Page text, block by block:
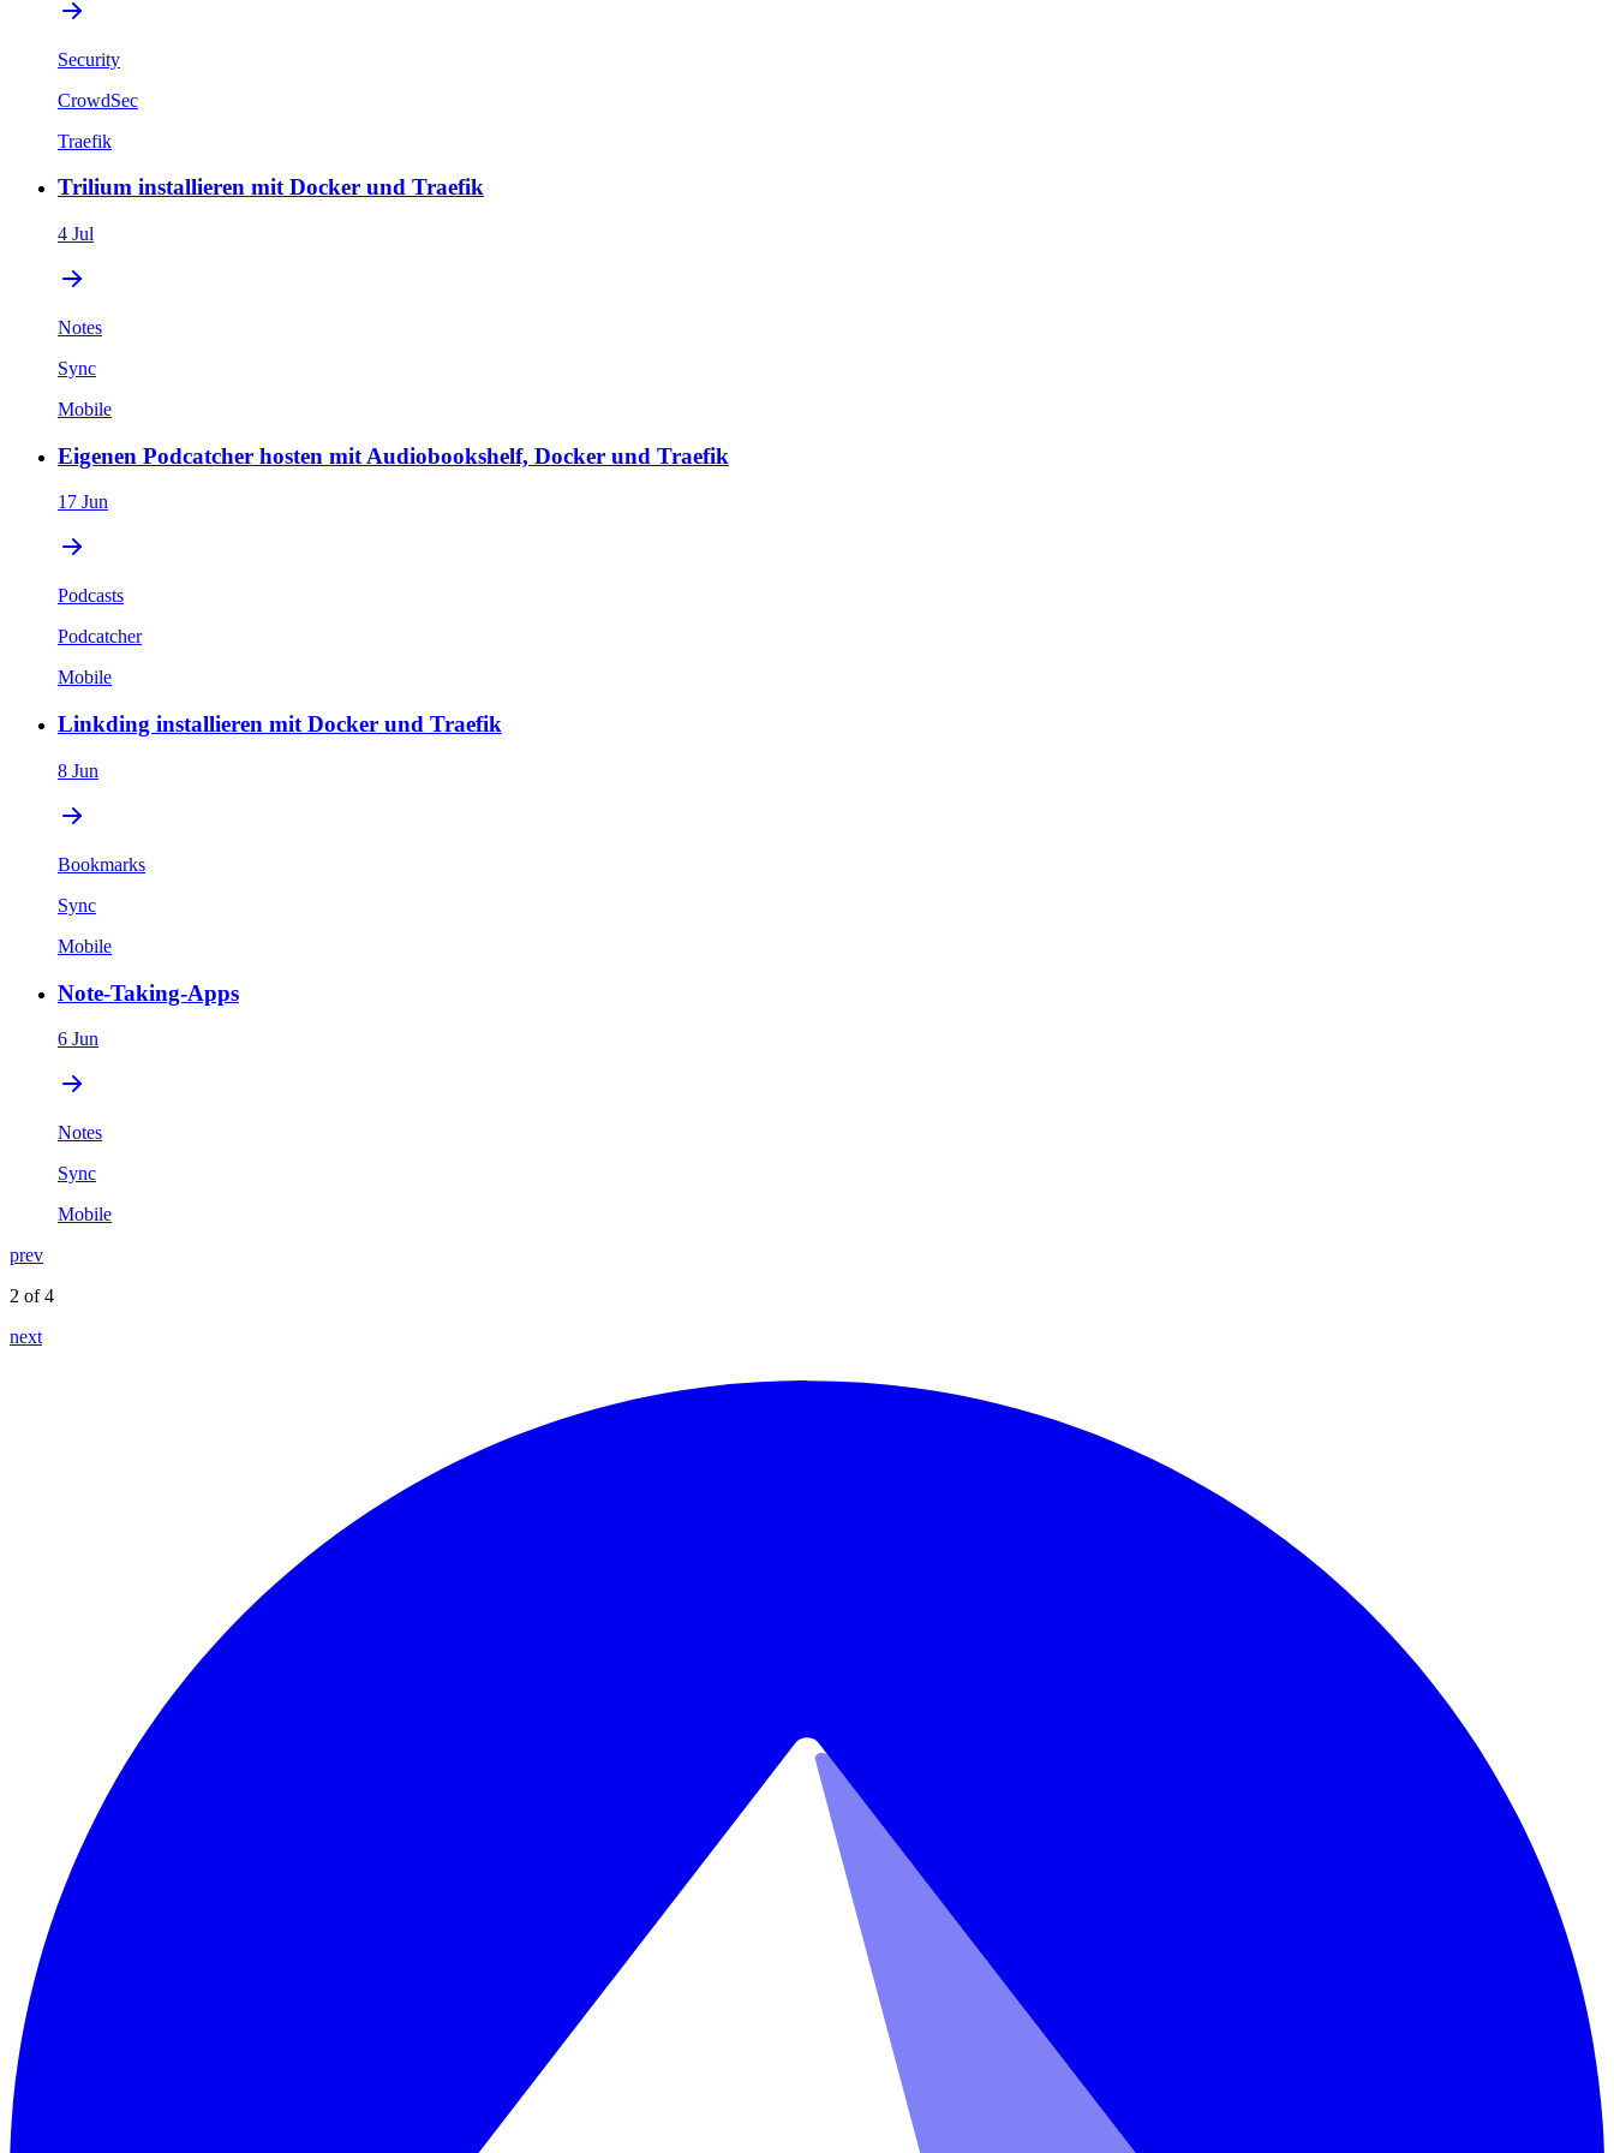
Security
CrowdSec
Traefik
Trilium installieren mit Docker und Traefik
4 Jul
Notes
Sync
Mobile
Eigenen Podcatcher hosten mit Audiobookshelf, Docker und Traefik
17 Jun
Podcasts
Podcatcher
Mobile
Linkding installieren mit Docker und Traefik
8 Jun
Bookmarks
Sync
Mobile
Note-Taking-Apps
6 Jun
Notes
Sync
Mobile
prev
2 of 4
next